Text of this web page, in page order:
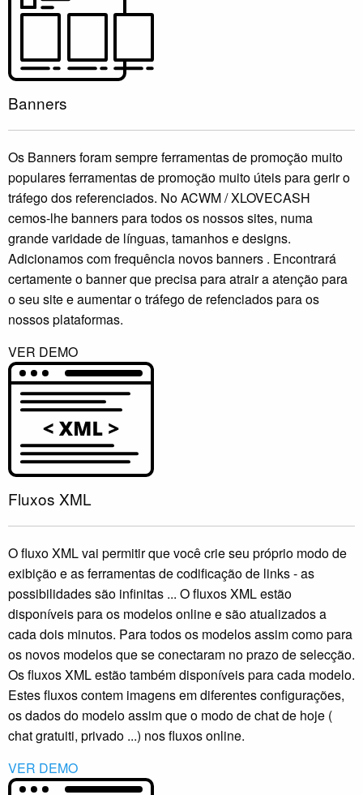
Banners
Os Banners foram sempre ferramentas de promoção muito
populares ferramentas de promoção muito úteis para gerir o
tráfego dos referenciados. No ACWM / XLOVECASH
cemos-lhe banners para todos os nossos sites, numa
grande varidade de línguas, tamanhos e designs.
Adicionamos com frequência novos banners . Encontrará
certamente o banner que precisa para atrair a atenção para
o seu site e aumentar o tráfego de refenciados para os
nossos plataformas.
VER DEMO
Fluxos XML
O fluxo XML vai permitir que você crie seu próprio modo de
exibição e as ferramentas de codificação de links - as
possibilidades são infinitas ... O fluxos XML estão
disponíveis para os modelos online e são atualizados a
cada dois minutos. Para todos os modelos assim como para
os novos modelos que se conectaram no prazo de selecção.
Os fluxos XML estão também disponíveis para cada modelo.
Estes fluxos contem imagens em diferentes configurações,
os dados do modelo assim que o modo de chat de hoje (
chat gratuiti, privado ...) nos fluxos online.
VER DEMO